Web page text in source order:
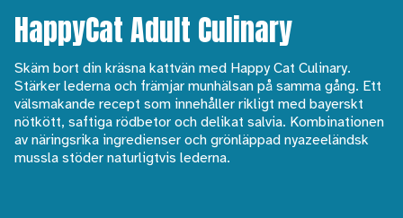
HappyCat Adult Culinary
Skäm bort din kräsna kattvän med Happy Cat Culinary.
Stärker lederna och främjar munhälsan på samma gång. Ett
välsmakande recept som innehåller rikligt med bayerskt
nötkött, saftiga rödbetor och delikat salvia. Kombinationen
av näringsrika ingredienser och grönläppad nyazeeländsk
mussla stöder naturligtvis lederna.